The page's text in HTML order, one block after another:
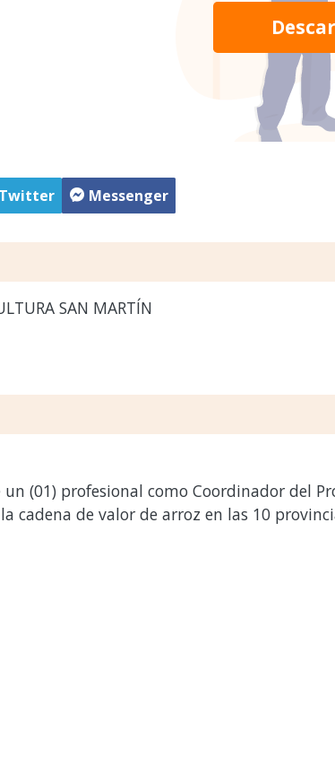
Twitter Messenger
SAN MARTÍN
(01) profesional como Coordinador del
cadena de valor de arroz en las 10